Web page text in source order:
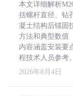
本文详细解析
括螺杆直径、钻
凝土结构后锚固
方法和典型数值
内容涵盖安装要
程技术人员参考。
2026年8月4日